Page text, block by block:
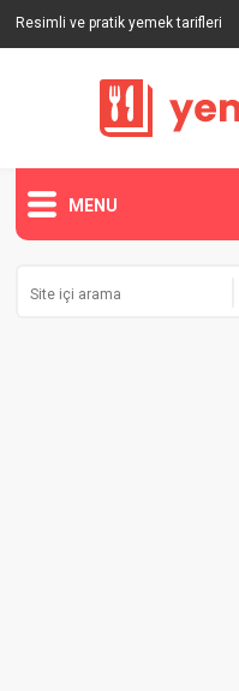
Resimli ve pratik yemek tarifleri
MENU